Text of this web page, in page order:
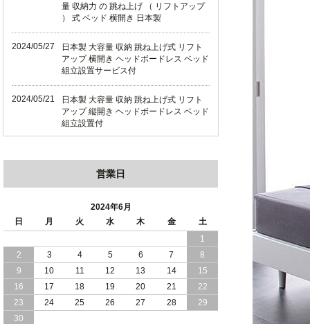
量 収納力 の 跳ね上げ （ リフトアップ
） 式 ベッド 横開き 日本製
2024/05/27
日本製 大容量 収納 跳ね上げ式 リフト
アップ 横開き ヘッドボードレス ベッド
組立設置サービス付
2024/05/21
日本製 大容量 収納 跳ね上げ式 リフト
アップ 縦開き ヘッドボードレス ベッド
組立設置付
ド 組立設置 付き
日本製 収納 跳ね上げ式 リフトアップ
ベッド 縦開き ヘッドボード 組立設置サ
ービス付き
2024/04/23
すのこ の 床板 簡単 軽い コンパクトな
大容量 収納 跳ね上げ式 ベッド
2024/03/28
おすすめ クイーン キング ワイドキング
サイズ で 通気性ある すのこ仕様 大容
営業日
2024年6月
日
月 火 水 木 金
土
1
2
3 4 5 6 7
8
9
10 11 12 13 14
15
16
17 18 19 20 21
22
23
24 25 26 27 28
29
30